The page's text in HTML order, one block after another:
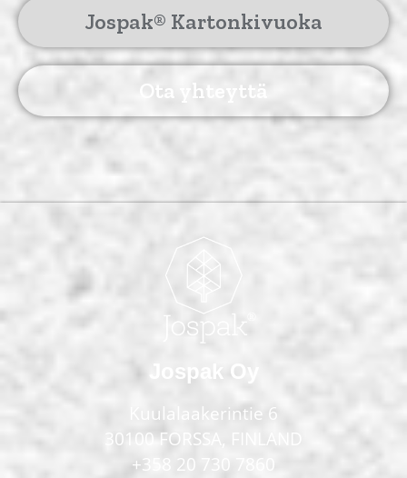
Jospak® Kartonkivuoka
Ota yhteyttä
Jospak Oy
Kuulalaakerintie 6
30100 FORSSA, FINLAND
+358 20 730 7860